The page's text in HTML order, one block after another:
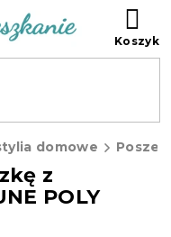
domowe
z
POLY